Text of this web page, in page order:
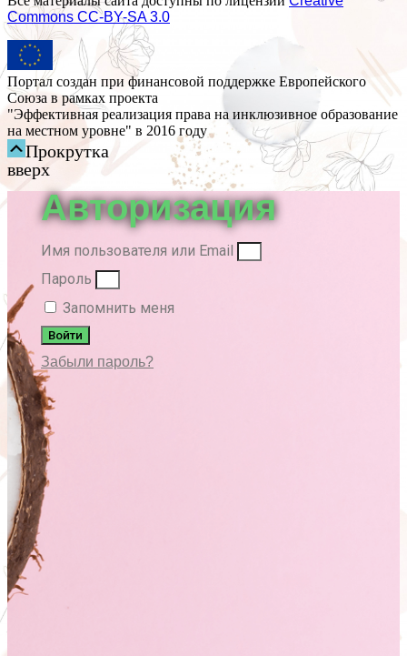
Commons СС-BY-SA 3.0
Портал создан при финансовой поддержке Европейского
Союза в рамках проекта
"Эффективная реализация права на инклюзивное образование
на местном уровне" в 2016 году
Прокрутка
вверх
Авторизация
Имя пользователя или Email
Пароль
Запомнить меня
Войти
Забыли пароль?